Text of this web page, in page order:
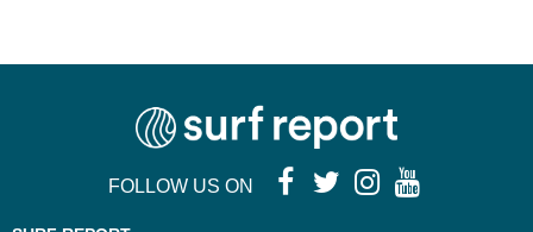
FOLLOW US ON